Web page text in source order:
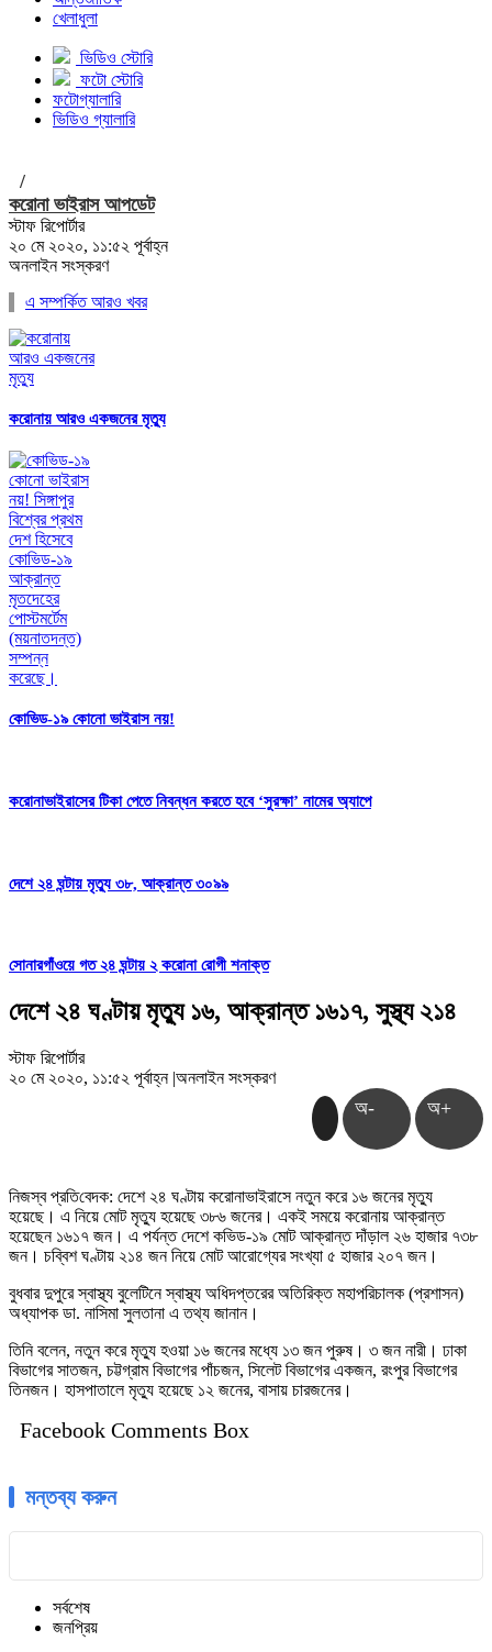
খেলাধুলা
ভিডিও স্টোরি
ফটো স্টোরি
ফটোগ্যালারি
ভিডিও গ্যালারি
/
করোনা ভাইরাস আপডেট
স্টাফ রিপোর্টার
২০ মে ২০২০, ১১:৫২ পূর্বাহ্ন
অনলাইন সংস্করণ
এ সম্পর্কিত আরও খবর
করোনায় আরও একজনের মৃত্যু
কোভিড-১৯ কোনো ভাইরাস নয়!
করোনাভাইরাসের টিকা পেতে নিবন্ধন করতে হবে ‘সুরক্ষা’ নামের অ্যাপে
দেশে ২৪ ঘন্টায় মৃত্যু ৩৮, আক্রান্ত ৩০৯৯
সোনারগাঁওয়ে গত ২৪ ঘন্টায় ২ করোনা রোগী শনাক্ত
দেশে ২৪ ঘণ্টায় মৃত্যু ১৬, আক্রান্ত ১৬১৭, সুস্থ্য ২১৪
স্টাফ রিপোর্টার
২০ মে ২০২০, ১১:৫২ পূর্বাহ্ন |অনলাইন সংস্করণ
অ- অ+
নিজস্ব প্র‌তি‌বেদক: দেশে ২৪ ঘণ্টায় করোনাভাইরাসে নতুন করে ১৬ জনের মৃত্যু
হয়েছে। এ নিয়ে মোট মৃত্যু হয়েছে ৩৮৬ জনের। একই সময়ে করোনায় আক্রান্ত
হয়েছেন ১৬১৭ জন। এ পর্যন্ত দেশে কভিড-১৯ মোট আক্রান্ত দাঁড়াল ২৬ হাজার ৭৩৮
জন। চব্বিশ ঘণ্টায় ২১৪ জন নিয়ে মোট আরোগ্যের সংখ্যা ৫ হাজার ২০৭ জন।
বুধবার দুপুরে স্বাস্থ্য বুলেটিনে স্বাস্থ্য অধিদপ্তরের অতিরিক্ত মহাপরিচালক (প্রশাসন)
অধ্যাপক ডা. নাসিমা সুলতানা এ তথ্য জানান।
তিনি বলেন, নতুন করে মৃত্যু হওয়া ১৬ জনের মধ্যে ১৩ জন পুরুষ। ৩ জন নারী। ঢাকা
বিভাগের সাতজন, চট্টগ্রাম বিভাগের পাঁচজন, সিলেট বিভাগের একজন, রংপুর বিভাগের
তিনজন। হাসপাতালে মৃত্যু হয়েছে ১২ জনের, বাসায় চারজনের।
Facebook Comments Box
মন্তব্য করুন
সর্বশেষ
জনপ্রিয়